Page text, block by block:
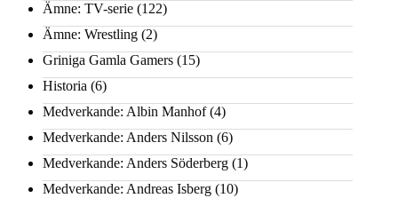
Ämne: TV-serie (122)
Ämne: Wrestling (2)
Griniga Gamla Gamers (15)
Historia (6)
Medverkande: Albin Manhof(4)
Medverkande: Anders Nilsson (6)
Medverkande: Anders Söderberg (1)
Medverkande: Andreas Isberg (10)